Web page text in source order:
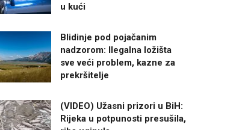
u kući
Blidinje pod pojačanim
nadzorom: Ilegalna ložišta
sve veći problem, kazne za
prekršitelje
(VIDEO) Užasni prizori u BiH:
Rijeka u potpunosti presušila,